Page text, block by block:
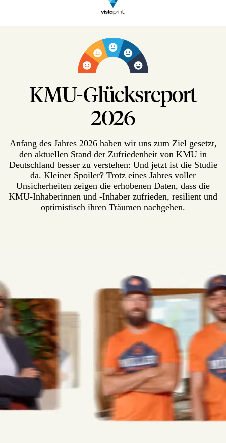
KMU-Glücksreport
2026
Anfang des Jahres 2026 haben wir uns zum Ziel gesetzt,
den aktuellen Stand der Zufriedenheit von KMU in
Deutschland besser zu verstehen: Und jetzt ist die Studie
da. Kleiner Spoiler? Trotz eines Jahres voller
Unsicherheiten zeigen die erhobenen Daten, dass die
KMU-Inhaberinnen und -Inhaber zufrieden, resilient und
optimistisch ihren Träumen nachgehen.